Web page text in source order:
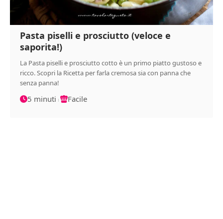
Pasta piselli e prosciutto (veloce e
saporita!)
La Pasta piselli e prosciutto cotto è un primo piatto gustoso e
ricco. Scopri la Ricetta per farla cremosa sia con panna che
senza panna!
5 minuti Facile